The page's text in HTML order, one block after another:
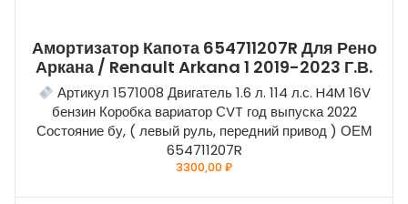
Амортизатор Капота 654711207R Для Рено
Аркана / Renault Arkana 1 2019-2023 Г.в.
Артикул 1571008 Двигатель 1.6 л. 114 л.с. H4M 16V
бензин Коробка вариатор СVT год выпуска 2022
Состояние бу, ( левый руль, передний привод ) ОЕМ
654711207R
3300,00₽